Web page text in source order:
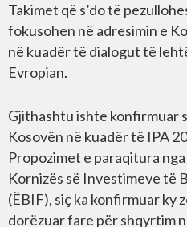
Takimet që s’do të
fokusohen në adresimin e
në kuadër të dialogut të
Evropian.
Gjithashtu ishte konfirmuar
Kosovën në kuadër të IPA
Propozimet e paraqitura
Kornizës së Investimeve të
(ËBIF), siç ka konfirmuar ky
dorëzuar fare për shqyrtim